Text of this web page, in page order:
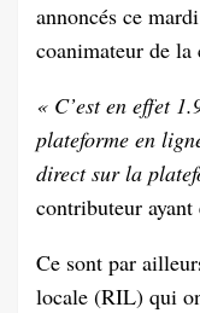
annoncés ce
coanimateur de
« C’est en effet
plateforme en
direct sur la
contributeur
Ce sont par
locale (RIL) qui